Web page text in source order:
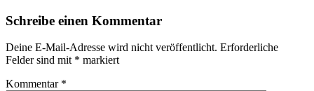
Schreibe einen Kommentar
Deine E-Mail-Adresse wird nicht veröffentlicht. Erforderliche
Felder sind mit * markiert
Kommentar *